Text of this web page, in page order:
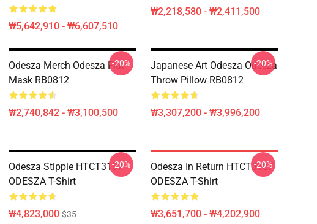
₩5,642,910 - ₩6,607,510
₩2,218,580 - ₩2,411,500
Odesza Merch Odesza Flat
Mask RB0812
₩2,740,842 - ₩3,100,500
-20%
Japanese Art Odesza Odesza
Throw Pillow RB0812
₩3,307,200 - ₩3,996,200
-20%
Odesza Stipple HTCT3107
ODESZA T-Shirt
₩4,823,000 $35
-20%
Odesza In Return HTCT3107
ODESZA T-Shirt
₩3,651,700 - ₩4,202,900
-20%